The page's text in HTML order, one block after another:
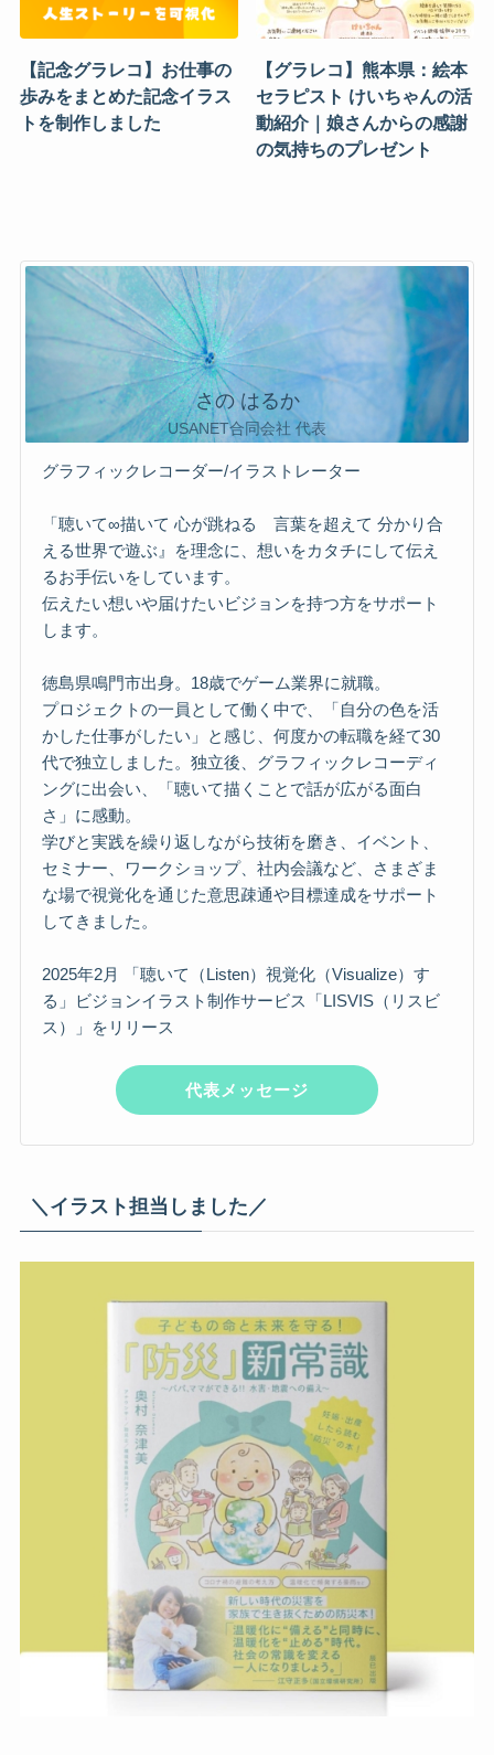
【記念グラレコ】お仕事の
歩みをまとめた記念イラス
トを制作しました
【グラレコ】熊本県：絵本
セラピスト けいちゃんの活
動紹介｜娘さんからの感謝
の気持ちのプレゼント
さの はるか
USANET合同会社 代表
グラフィックレコーダー/イラストレーター
「聴いて∞描いて 心が跳ねる 言葉を超えて 分かり合
える世界で遊ぶ』を理念に、想いをカタチにして伝え
るお手伝いをしています。
伝えたい想いや届けたいビジョンを持つ方をサポート
します。
徳島県鳴門市出身。18歳でゲーム業界に就職。
プロジェクトの一員として働く中で、「自分の色を活
かした仕事がしたい」と感じ、何度かの転職を経て30
代で独立しました。独立後、グラフィックレコーディ
ングに出会い、「聴いて描くことで話が広がる面白
さ」に感動。
学びと実践を繰り返しながら技術を磨き、イベント、
セミナー、ワークショップ、社内会議など、さまざま
な場で視覚化を通じた意思疎通や目標達成をサポート
してきました。
2025年2月 「聴いて（Listen）視覚化（Visualize）す
る」ビジョンイラスト制作サービス「LISVIS（リスビ
ス）」をリリース
代表メッセージ
＼イラスト担当しました／